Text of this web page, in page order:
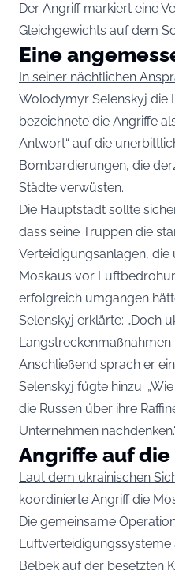
Der Angriff markiert eine
Gleichgewichts auf dem
Eine
In seiner nächtlichen
Wolodymyr Selenskyj die
bezeichnete die Angriffe
Antwort“ auf die
Bombardierungen, die
Städte verwüsten.
Die Hauptstadt sollte
dass seine Truppen die
Verteidigungsanlagen,
Moskaus vor
erfolgreich umgangen
Selenskyj erklärte: „Doch
Langstreckenmaßnahmen
Anschließend sprach er
Selenskyj fügte hinzu:
die Russen über ihre
Unternehmen
Angriffe auf
Laut dem ukrainischen
koordinierte Angriff die
Die gemeinsame
Belbek auf der besetzten